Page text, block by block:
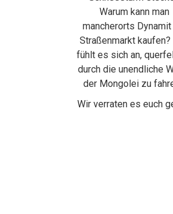
Warum kann man
mancherorts Dynamit
Straßenmarkt kaufen?
fühlt es sich an,
durch die unendliche
der Mongolei zu
Wir verraten es euch